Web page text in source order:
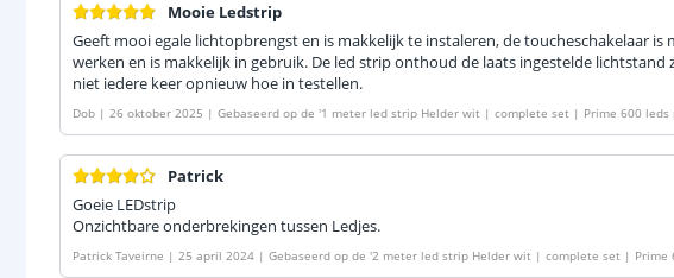
Mooie Ledstrip
Geeft mooi egale lichtopbrengst en is makkelijk te instaleren, de toucheschakelaar is
werken en is makkelijk in gebruik. De led strip onthoud de laats ingestelde lichtstand
niet iedere keer opnieuw hoe in testellen.
Dob | 26 oktober 2025 | Gebaseerd op de '1 meter led strip Helder wit | complete set | Prime 600 leds
Patrick
Goeie LEDstrip
Onzichtbare onderbrekingen tussen Ledjes.
Patrick Taveirne | 25 april 2024 | Gebaseerd op de '2 meter led strip Helder wit | complete set | Prime